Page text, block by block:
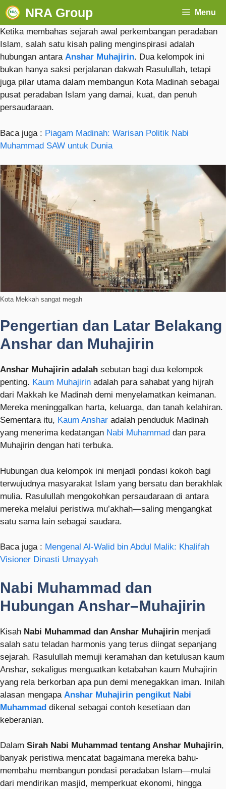
NRA Group Menu
Ketika membahas sejarah awal perkembangan peradaban
Islam, salah satu kisah paling menginspirasi adalah
hubungan antara Anshar Muhajirin. Dua kelompok ini
bukan hanya saksi perjalanan dakwah Rasulullah, tetapi
juga pilar utama dalam membangun Kota Madinah sebagai
pusat peradaban Islam yang damai, kuat, dan penuh
persaudaraan.
Baca juga : Piagam Madinah: Warisan Politik Nabi
Muhammad SAW untuk Dunia
Kota Mekkah sangat megah
Pengertian dan Latar Belakang
Anshar dan Muhajirin
Anshar Muhajirin adalah sebutan bagi dua kelompok
penting. Kaum Muhajirin adalah para sahabat yang hijrah
dari Makkah ke Madinah demi menyelamatkan keimanan.
Mereka meninggalkan harta, keluarga, dan tanah kelahiran.
Sementara itu, Kaum Anshar adalah penduduk Madinah
yang menerima kedatangan Nabi Muhammad dan para
Muhajirin dengan hati terbuka.
Hubungan dua kelompok ini menjadi pondasi kokoh bagi
terwujudnya masyarakat Islam yang bersatu dan berakhlak
mulia. Rasulullah mengokohkan persaudaraan di antara
mereka melalui peristiwa mu’akhah—saling mengangkat
satu sama lain sebagai saudara.
Baca juga : Mengenal Al-Walid bin Abdul Malik: Khalifah
Visioner Dinasti Umayyah
Nabi Muhammad dan
Hubungan Anshar–Muhajirin
Kisah Nabi Muhammad dan Anshar Muhajirin menjadi
salah satu teladan harmonis yang terus diingat sepanjang
sejarah. Rasulullah memuji keramahan dan ketulusan kaum
Anshar, sekaligus menguatkan ketabahan kaum Muhajirin
yang rela berkorban apa pun demi menegakkan iman. Inilah
alasan mengapa Anshar Muhajirin pengikut Nabi
Muhammad dikenal sebagai contoh kesetiaan dan
keberanian.
Dalam Sirah Nabi Muhammad tentang Anshar Muhajirin,
banyak peristiwa mencatat bagaimana mereka bahu-
membahu membangun pondasi peradaban Islam—mulai
dari mendirikan masjid, memperkuat ekonomi, hingga